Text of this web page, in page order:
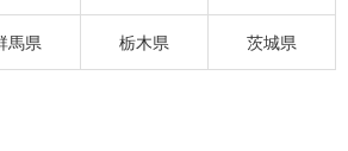
馬県 栃木県 茨城県